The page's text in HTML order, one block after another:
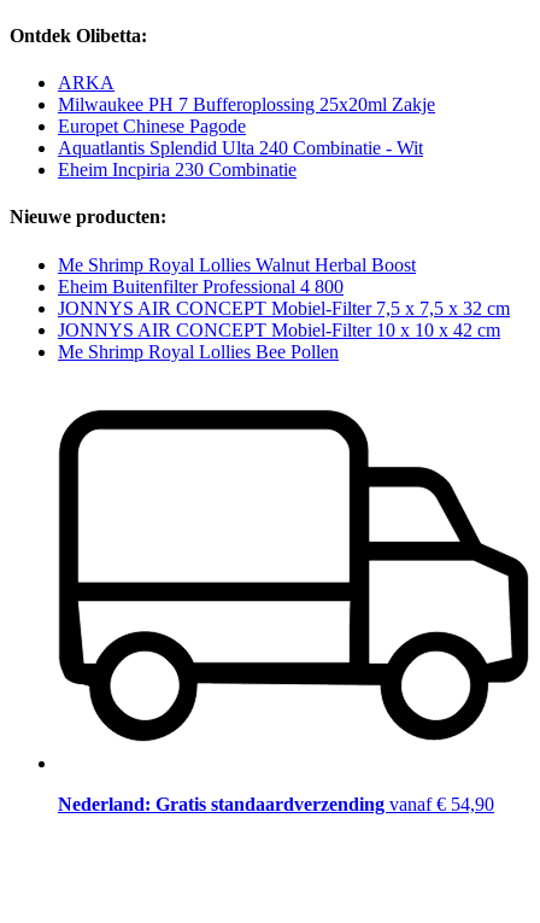
Ontdek Olibetta:
ARKA
Milwaukee PH 7 Bufferoplossing 25x20ml Zakje
Europet Chinese Pagode
Aquatlantis Splendid Ulta 240 Combinatie - Wit
Eheim Incpiria 230 Combinatie
Nieuwe producten:
Me Shrimp Royal Lollies Walnut Herbal Boost
Eheim Buitenfilter Professional 4 800
JONNYS AIR CONCEPT Mobiel-Filter 7,5 x 7,5 x 32 cm
JONNYS AIR CONCEPT Mobiel-Filter 10 x 10 x 42 cm
Me Shrimp Royal Lollies Bee Pollen
Nederland: Gratis standaardverzending vanaf € 54,90